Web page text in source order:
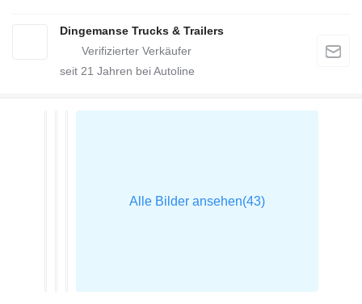
Dingemanse Trucks & Trailers
seit 21 Jahren bei Autoline